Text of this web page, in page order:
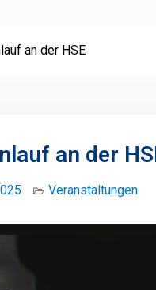
an der HSE
an der
Veranstaltungen